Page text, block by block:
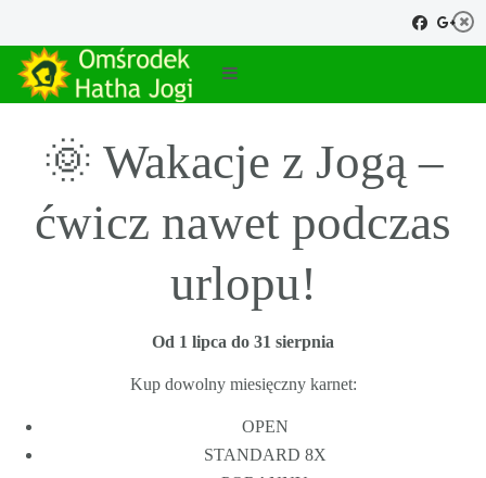
🌞 Wakacje z Jogą –
ćwicz nawet podczas
urlopu!
Od 1 lipca do 31 sierpnia
Kup dowolny miesięczny karnet:
OPEN
STANDARD 8X